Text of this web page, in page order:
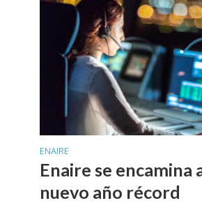
ENAIRE
Enaire se encamina
nuevo año récord